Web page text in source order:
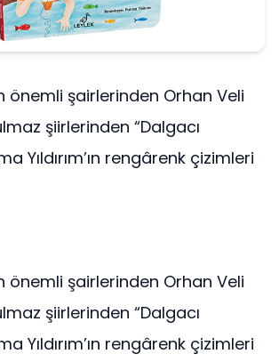
önemli şairlerinden Orhan Veli
şiirlerinden “Dalgacı
Yıldırım’ın rengârenk çizimleri
önemli şairlerinden Orhan Veli
şiirlerinden “Dalgacı
Yıldırım’ın rengârenk çizimleri